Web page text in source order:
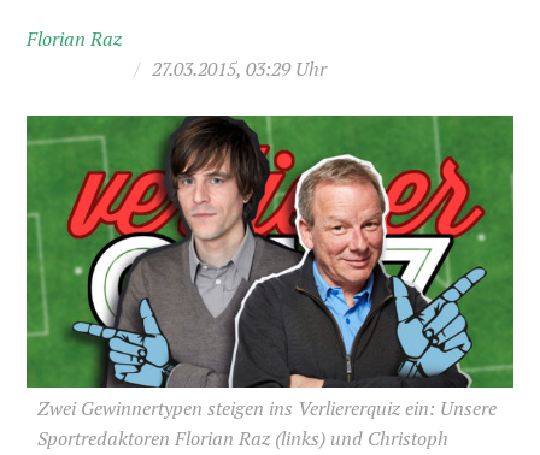
Florian Raz
/ 27.03.2015, 03:29 Uhr
Zwei Gewinnertypen steigen ins Verliererquiz ein: Unsere
Sportredaktoren Florian Raz (links) und Christoph